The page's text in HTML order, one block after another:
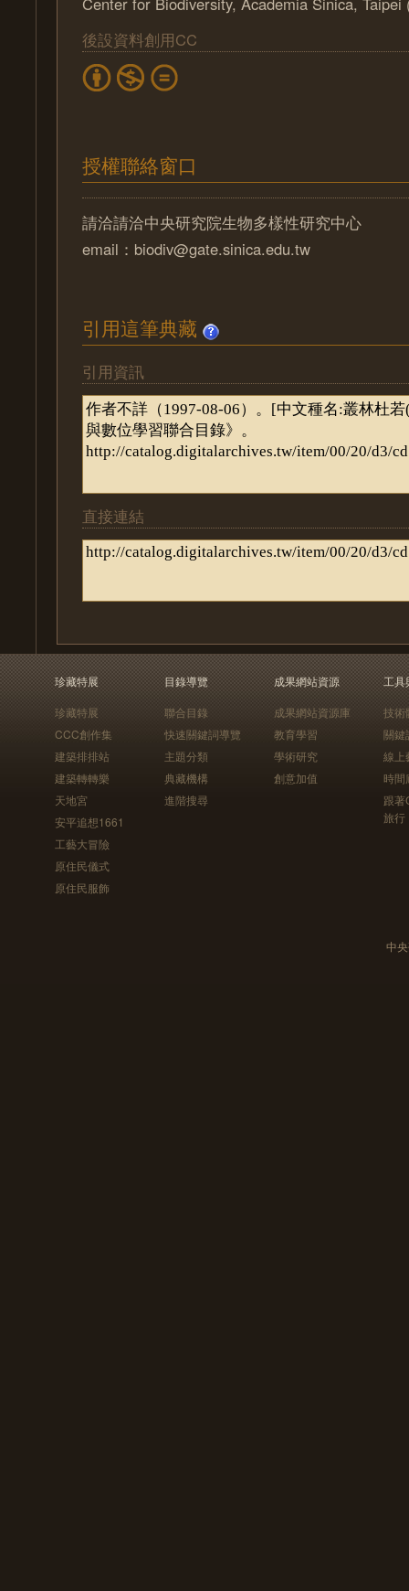
後設資料創用CC
授權聯絡窗口
請洽請洽中央研究院生物多樣性研究中心
email：biodiv@gate.sinica.edu.tw
引用這筆典藏
引用資訊
直接連結
珍藏特展
珍藏特展
CCC創作集
建築排排站
建築轉轉樂
天地宮
安平追想1661
工藝大冒險
原住民儀式
原住民服飾
目錄導覽
聯合目錄
快速關鍵詞導覽
主題分類
典藏機構
進階搜尋
成果網站資源
成果網站資源庫
教育學習
學術研究
創意加值
工具
技術
關鍵
線上
時間
跟
旅行
中